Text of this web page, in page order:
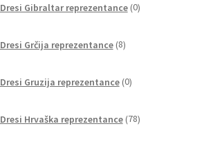
Dresi Gibraltar reprezentance 0izdelkov
Dresi Grčija reprezentance 8izdelkov
Dresi Gruzija reprezentance 0izdelkov
Dresi Hrvaška reprezentance 78izdelkov